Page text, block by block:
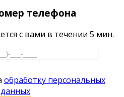
телефона
с вами в течении 5 мин.
обработку персональных
данных